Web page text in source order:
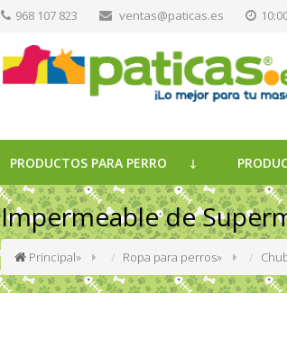
968 107 823 ventas@paticas.es
PRODUCTOS PARA PERRO
Impermeable de
Principal» Ropa para perros»